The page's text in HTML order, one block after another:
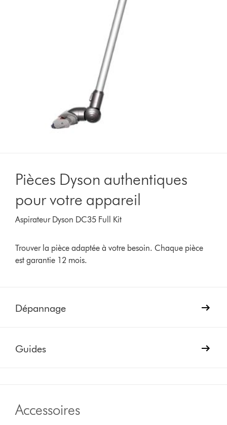
Pièces Dyson authentiques
pour votre appareil
Aspirateur Dyson DC35 Full Kit
Trouver la pièce adaptée à votre besoin. Chaque pièce
est garantie 12 mois.
Dépannage
Guides
Accessoires